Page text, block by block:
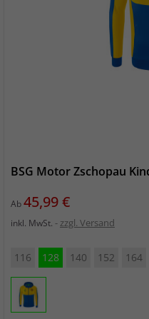
BSG Motor Zschopau
AbPreis
45,99 €
inkl. MwSt. zzgl. Versand
116 128 140 152 164